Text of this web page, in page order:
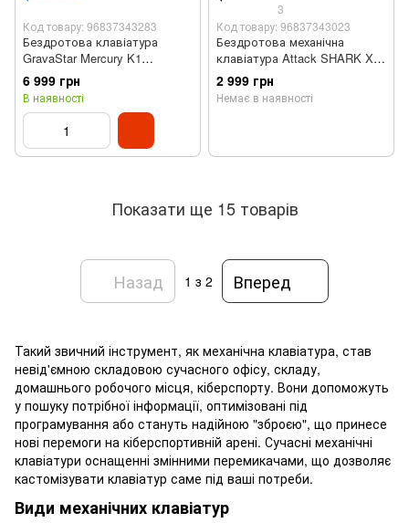
Код товару: 96837343283
Бездротова клавіатура
GravaStar Mercury K1
(Gradient White)
6 999 грн
В наявності
3
Код товару: 96837343023
Бездротова механічна
клавіатура Attack SHARK X85
(82 клавіші, BT, 2.4 ГГц, USB
Type-C,‌ Grape Purple Gradient)
2 999 грн
Немає в наявності
Показати ще 15 товарів
Назад 1 з 2 Вперед
Такий звичний інструмент, як механічна клавіатура, став
невід'ємною складовою сучасного офісу, складу,
домашнього робочого місця, кіберспорту. Вони допоможуть
у пошуку потрібної інформації, оптимізовані під
програмування або стануть надійною "зброєю", що принесе
нові перемоги на кіберспортивній арені. Сучасні механічні
клавіатури оснащенні змінними перемикачами, що дозволяє
кастомізувати клавіатур саме під ваші потреби.
Види механічних клавіатур